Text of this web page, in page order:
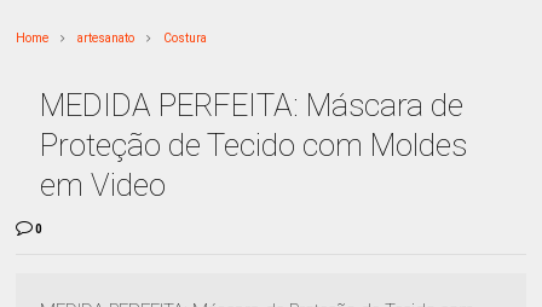
Home artesanato Costura
MEDIDA PERFEITA: Máscara de
Proteção de Tecido com Moldes
em Video
0